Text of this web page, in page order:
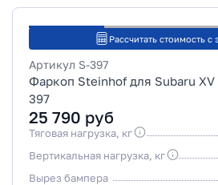
Рассчитать стоимость с
Артикул S-397
Фаркоп Steinhof для Subaru XV
397
25 790 руб
Тяговая нагрузка, кг
Вертикальная нагрузка, кг
Вырез бампера